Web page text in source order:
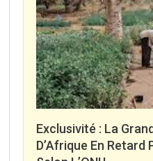
Exclusivité : La
D’Afrique En Retard